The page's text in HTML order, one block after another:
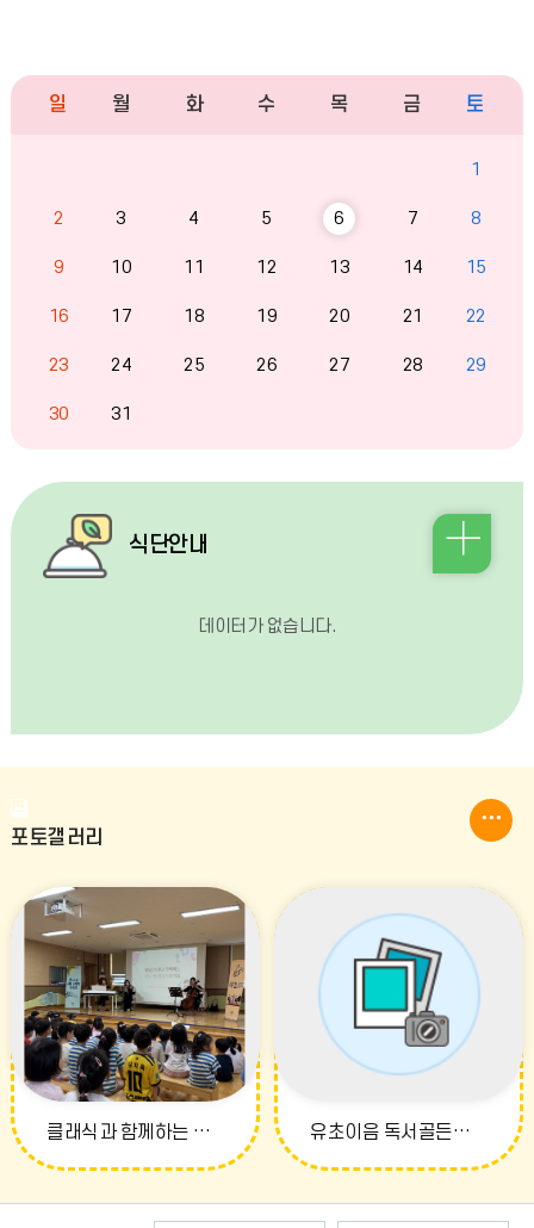
일 월 화 수 목 금 토
1
2 3 4 5 6 7 8
9 10 11 12 13 14 15
16 17 18 19 20 21 22
23 24 25 26 27 28 29
30 31
식단안내
데이터가 없습니다.
식
단
더
보
기
포토갤러리
클래식과 함께하는 여름 음악회 유초이음 독서골든벨(2026.06.30.)
갤
리